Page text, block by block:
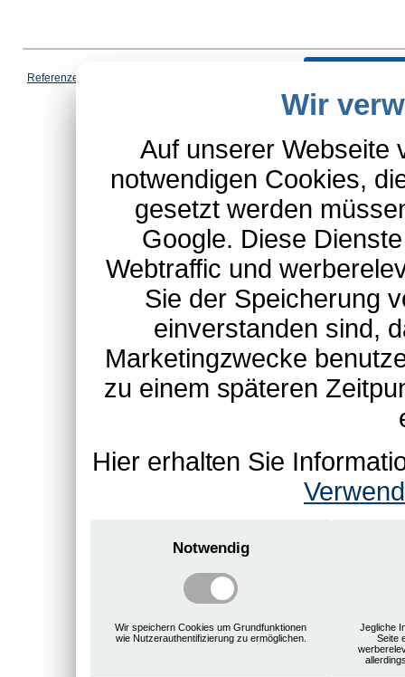
Referenzen
*Schulte-Hauptkatalog,
Wir
Auf unserer Webseite
notwendigen Cookies,
gesetzt werden
Google. Diese
Webtraffic und
Sie der Speicherung
einverstanden sind,
Marketingzwecke
zu einem späteren
Hier erhalten Sie
Notwendig
Wir speichern Cookies um Grundfunktionen
wie Nutzerauthentifizierung zu ermöglichen.
Jegliche
Seite